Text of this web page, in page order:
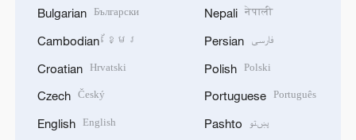
Bulgarian Български
Cambodian ខ្មែរ
Croatian Hrvatski
Czech Český
English English
Nepali नेपाली
Persian فارسی
Polish Polski
Portuguese Português
Pashto پښتو